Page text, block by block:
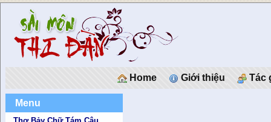
Home Giới thiệu Tác
Menu